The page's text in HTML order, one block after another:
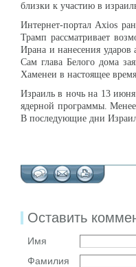
близки к участию в
Интернет-портал Axios
Трамп рассматривает
Ирана и нанесения
Сам глава Белого дома
Хаменеи в настоящее
Израиль в ночь на 13
ядерной программы. Менее
В последующие дни
Оставить
Имя
Фамилия